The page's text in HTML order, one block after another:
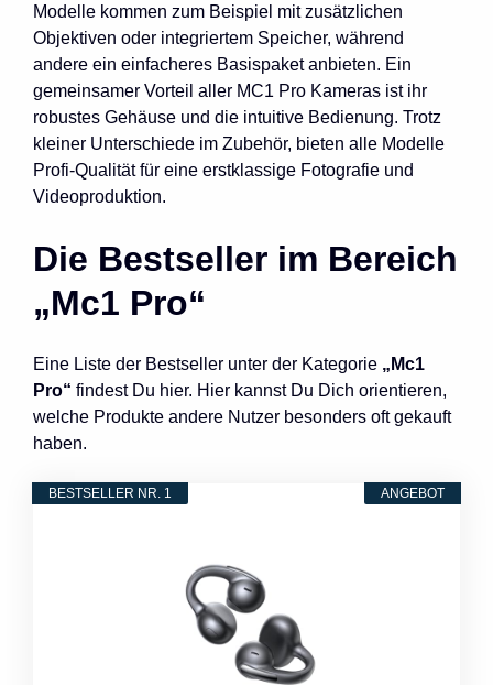
Modelle kommen zum Beispiel mit zusätzlichen
Objektiven oder integriertem Speicher, während
andere ein einfacheres Basispaket anbieten. Ein
gemeinsamer Vorteil aller MC1 Pro Kameras ist ihr
robustes Gehäuse und die intuitive Bedienung. Trotz
kleiner Unterschiede im Zubehör, bieten alle Modelle
Profi-Qualität für eine erstklassige Fotografie und
Videoproduktion.
Die Bestseller im Bereich
„Mc1 Pro“
Eine Liste der Bestseller unter der Kategorie „Mc1
Pro“ findest Du hier. Hier kannst Du Dich orientieren,
welche Produkte andere Nutzer besonders oft gekauft
haben.
ANGEBOT
BESTSELLER NR. 1